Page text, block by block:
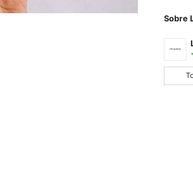
Sobre